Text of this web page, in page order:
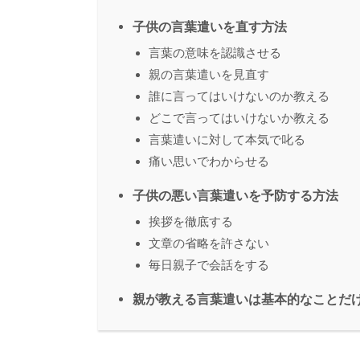
子供の言葉遣いを直す方法
言葉の意味を認識させる
親の言葉遣いを見直す
誰に言ってはいけないのか教える
どこで言ってはいけないか教える
言葉遣いに対して本気で叱る
痛い思いでわからせる
子供の悪い言葉遣いを予防する方法
挨拶を徹底する
文章の省略を許さない
毎日親子で会話をする
親が教える言葉遣いは基本的なことだ